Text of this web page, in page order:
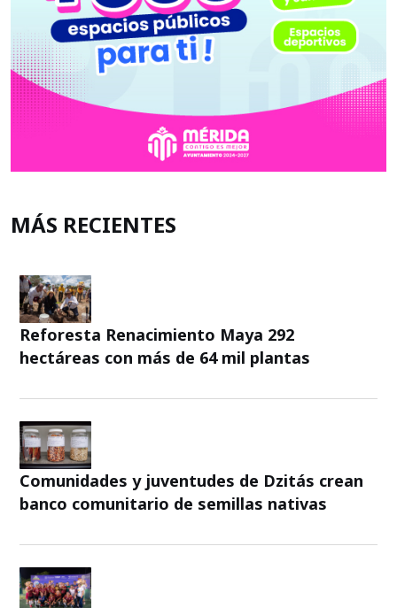
MÁS RECIENTES
Reforesta Renacimiento Maya 292
hectáreas con más de 64 mil plantas
Comunidades y juventudes de Dzitás crean
banco comunitario de semillas nativas